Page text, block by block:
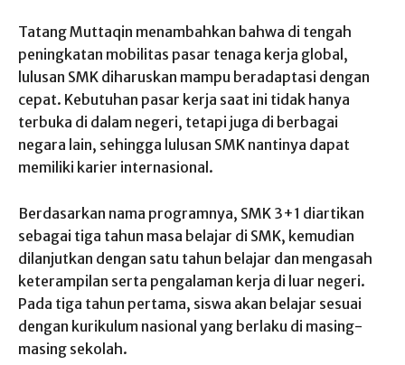
Tatang Muttaqin menambahkan bahwa di tengah
peningkatan mobilitas pasar tenaga kerja global,
lulusan SMK diharuskan mampu beradaptasi dengan
cepat. Kebutuhan pasar kerja saat ini tidak hanya
terbuka di dalam negeri, tetapi juga di berbagai
negara lain, sehingga lulusan SMK nantinya dapat
memiliki karier internasional.
Berdasarkan nama programnya, SMK 3+1 diartikan
sebagai tiga tahun masa belajar di SMK, kemudian
dilanjutkan dengan satu tahun belajar dan mengasah
keterampilan serta pengalaman kerja di luar negeri.
Pada tiga tahun pertama, siswa akan belajar sesuai
dengan kurikulum nasional yang berlaku di masing-
masing sekolah.